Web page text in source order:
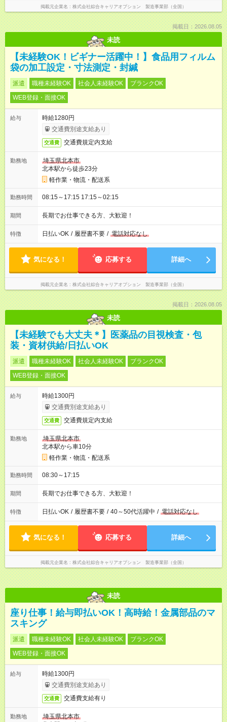
掲載元企業名 株式会社綜合キャリアオプション 製造事業部（全国）
掲載日：2026.08.05
未読
【未経験OK！ビギナー活躍中！】食品用フィルム
袋の加工設定・寸法測定・封緘
派遣 職種未経験OK 社会人未経験OK
ブランクOK
WEB登録・面接OK
給与
時給1280円
交通費別途支給あり
交通費 交通費規定内支給
勤務地
埼玉県北本市
北本駅から徒歩23分
軽作業・物流・配送系
勤務時間 08:15～17:15 17:15～02:15
期間 長期でお仕事できる方、大歓迎！
特徴 日払いOK / 履歴書不要 / 電話対応なし
気になる！ 応募する 詳細へ
掲載元企業名 株式会社綜合キャリアオプション 製造事業部（全国）
掲載日：2026.08.05
未読
【未経験でも大丈夫＊】医薬品の目視検査・包
装・資材供給/日払いOK
派遣 職種未経験OK 社会人未経験OK
ブランクOK
WEB登録・面接OK
給与
時給1300円
交通費別途支給あり
交通費 交通費規定内支給
勤務地
埼玉県北本市
北本駅から車10分
軽作業・物流・配送系
勤務時間 08:30～17:15
期間 長期でお仕事できる方、大歓迎！
特徴 日払いOK / 履歴書不要 / 40～50代活躍中 / 電話対応なし
気になる！ 応募する 詳細へ
掲載元企業名 株式会社綜合キャリアオプション 製造事業部（全国）
未読
座り仕事！給与即払いOK！高時給！金属部品のマ
スキング
派遣 職種未経験OK 社会人未経験OK
ブランクOK
WEB登録・面接OK
給与
時給1300円
交通費別途支給あり
交通費 交通費支給有り
勤務地
埼玉県北本市